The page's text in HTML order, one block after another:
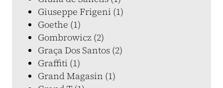
Giuseppe Frigeni (1)
Goethe (1)
Gombrowicz (2)
Graça Dos Santos (2)
Graffiti (1)
Grand Magasin (1)